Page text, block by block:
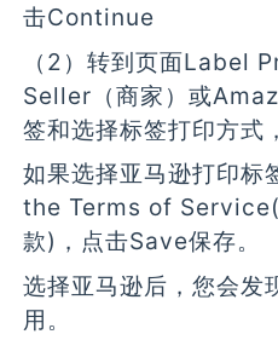
击Continue
（2）转到页面Label
Seller（商家）或
签和选择标签打印方
如果选择亚马逊打印
the Terms of Service(
款)，点击Save保存。
选择亚马逊后，您会发
用。